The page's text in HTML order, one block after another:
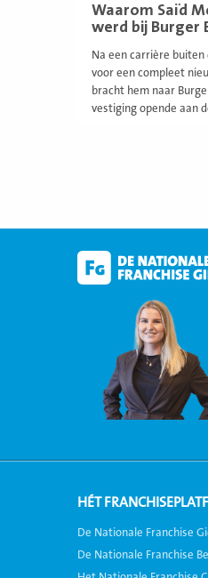
Waarom Saïd
werd bij Burger
Na een carrière
voor een compleet
bracht hem naar
vestiging opende aan
HÉT
De Nationale Franchise
De Nationale Franchise